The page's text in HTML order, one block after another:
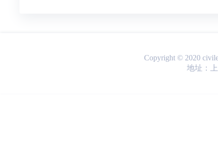
Copyright © 2020
地址：